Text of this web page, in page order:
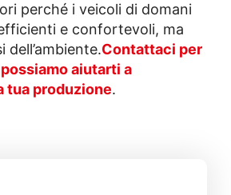
perché i veicoli di domani
e confortevoli, ma
Contattaci per
aiutarti a
tua produzione.